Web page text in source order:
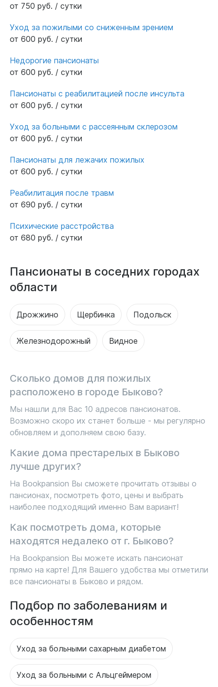
от 750 руб. / сутки
Уход за пожилыми со сниженным зрением
от 600 руб. / сутки
Недорогие пансионаты
от 600 руб. / сутки
Пансионаты с реабилитацией после инсульта
от 600 руб. / сутки
Уход за больными с рассеянным склерозом
от 600 руб. / сутки
Пансионаты для лежачих пожилых
от 600 руб. / сутки
Реабилитация после травм
от 690 руб. / сутки
Психические расстройства
от 680 руб. / сутки
Пансионаты в соседних городах
области
Дрожжино Щербинка Подольск
Железнодорожный Видное
Сколько домов для пожилых
расположено в городе Быково?
Мы нашли для Вас 10 адресов пансионатов.
Возможно скоро их станет больше - мы регулярно
обновляем и дополняем свою базу.
Какие дома престарелых в Быково
лучше других?
На Bookpansion Вы сможете прочитать отзывы о
пансионах, посмотреть фото, цены и выбрать
наиболее подходящий именно Вам вариант!
Как посмотреть дома, которые
находятся недалеко от г. Быково?
На Bookpansion Вы можете искать пансионат
прямо на карте! Для Вашего удобства мы отметили
все пансионаты в Быково и рядом.
Подбор по заболеваниям и
особенностям
Уход за больными сахарным диабетом
Уход за больными с Альцгеймером